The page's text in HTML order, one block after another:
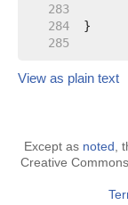
   283
   284
   285
View as plain text
Except as noted ,
Creative